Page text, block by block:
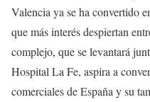
Valencia ya se ha convertido
que más interés despiertan
complejo, que se levantará
Hospital La Fe, aspira a
comerciales de España y su